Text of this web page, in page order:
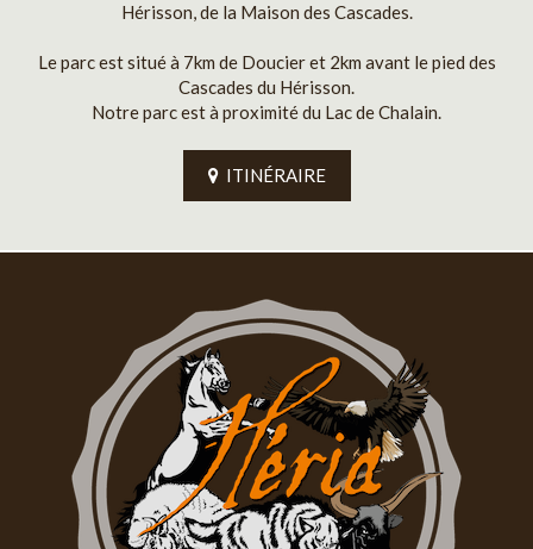
Hérisson, de la Maison des Cascades.
Le parc est situé à 7km de Doucier et 2km avant le pied des
Cascades du Hérisson.
Notre parc est à proximité du Lac de Chalain.
ITINÉRAIRE